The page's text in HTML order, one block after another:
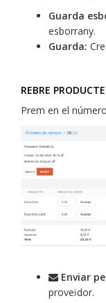
Guarda
esborrany.
Guarda:
REBRE
Prem en el
Enviar
proveïdor.